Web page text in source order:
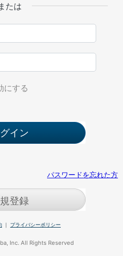
たは
にする
パスワードを忘れた方
登録
｜ プライバシーポリシー
Inc. All Rights Reserved